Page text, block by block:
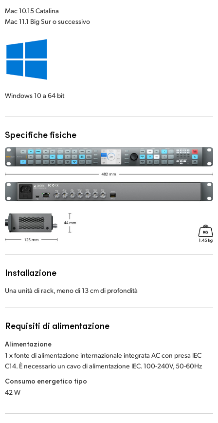
Mac 10.15 Catalina
Mac 11.1 Big Sur o successivo
Windows 10 a 64 bit
Specifiche fisiche
Installazione
Una unità di rack, meno di 13 cm di profondità
Requisiti di alimentazione
Alimentazione
1 x fonte di alimentazione internazionale integrata AC con presa IEC
C14. È necessario un cavo di alimentazione IEC. 100-240V, 50-60Hz
Consumo energetico tipo
42 W